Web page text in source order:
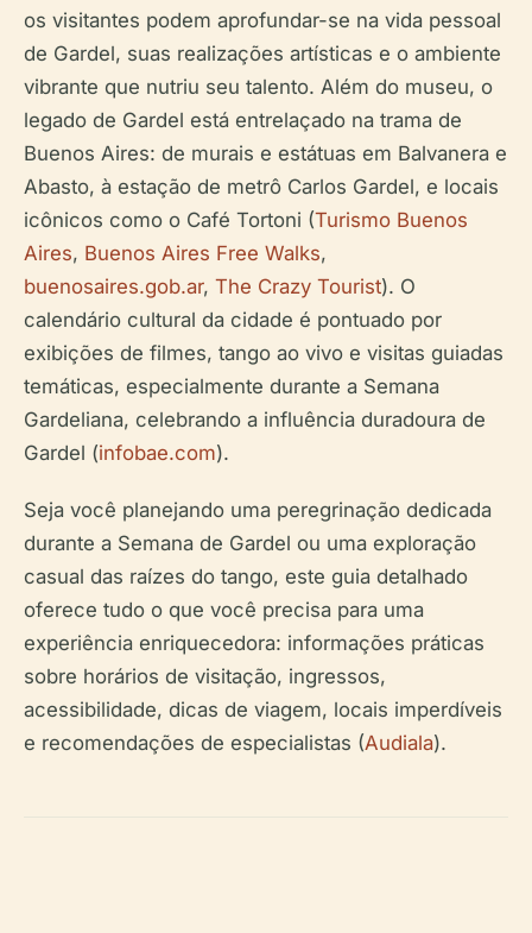
os visitantes podem aprofundar-se na vida pessoal
de Gardel, suas realizações artísticas e o ambiente
vibrante que nutriu seu talento. Além do museu, o
legado de Gardel está entrelaçado na trama de
Buenos Aires: de murais e estátuas em Balvanera e
Abasto, à estação de metrô Carlos Gardel, e locais
icônicos como o Café Tortoni (Turismo Buenos
Aires, Buenos Aires Free Walks,
buenosaires.gob.ar, The Crazy Tourist). O
calendário cultural da cidade é pontuado por
exibições de filmes, tango ao vivo e visitas guiadas
temáticas, especialmente durante a Semana
Gardeliana, celebrando a influência duradoura de
Gardel (infobae.com).
Seja você planejando uma peregrinação dedicada
durante a Semana de Gardel ou uma exploração
casual das raízes do tango, este guia detalhado
oferece tudo o que você precisa para uma
experiência enriquecedora: informações práticas
sobre horários de visitação, ingressos,
acessibilidade, dicas de viagem, locais imperdíveis
e recomendações de especialistas (Audiala).